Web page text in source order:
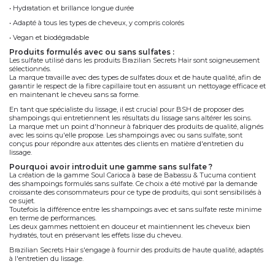
La gammeBossa do Brazilpropose un lissage végétalien
utilisant desacides aminés végétaux
pour une durée de3 mois. Enrichi enhuile de babassu
protège les cheveux contre les agressions extérieures tout en les hydratant.
BÉNÉFICES :
• Lissage naturel et sans produits chimiques agressifs
• Réduction durable des frisottis et contrôle du volume
• Hydratation et brillance longue durée
• Adapté à tous les types de cheveux , y compris colorés
• Vegan et biodégradable
produits formulés avec ou sans sulfates :
Les sulfate utilisé dans les produits Brazilian Secrets Hair sont soigneusement
sélectionnés.
La marque travaille avec des types de sulfates doux et de haute qualité, afin de
garantir le respect de la fibre capillaire tout en assurant un nettoyage efficace et
en maintenant le cheveu sans sa forme.
En tant que spécialiste du lissage, il est crucial pour BSH de proposer des
shampoings qui entretiennent les résultats du lissage sans altérer les soins.
La marque met un point d'honneur à fabriquer des produits de qualité, alignés
avec les soins qu'elle propose. Les shampoings avec ou sans sulfate, sont
conçus pour répondre aux attentes des clients en matière d'entretien du
lissage.